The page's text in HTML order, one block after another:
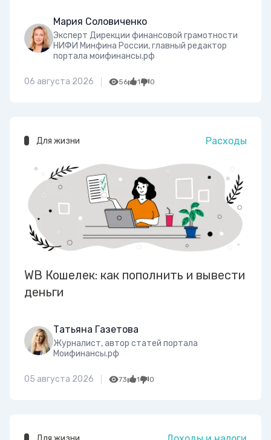
Мария Соловиченко
Эксперт Дирекции финансовой грамотности
НИФИ Минфина России, главный редактор
портала моифинансы.рф
06 августа 2026 56 1 0
Для жизни Расходы
WB Кошелек: как пополнить и вывести
деньги
Татьяна Газетова
Журналист, автор статей портала
Моифинансы.рф
05 августа 2026 73 1 0